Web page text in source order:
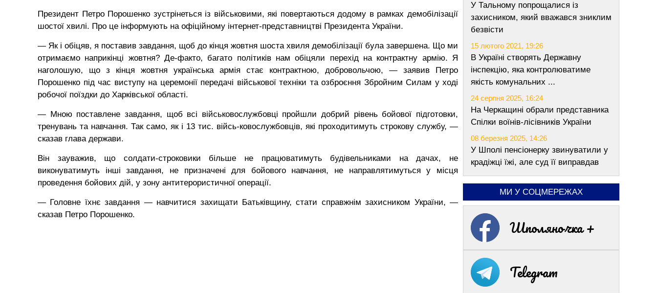
Президент Петро Порошенко зустрінеться із військовими, які повертаються додому в рамках демобілізації
шостої хвилі. Про це інформують на офіційному інтернет-представництві Президента України.
— Як і обіцяв, я поставив завдання, щоб до кінця жовтня шоста хвиля демобілізації була завершена. Що ми
отримаємо наприкінці жовтня? Де-факто, багато політиків нам обіцяли перехід на контрактну армію. Я
наголошую, що з кінця жовтня українська армія стає контрактною, добровольчою, — заявив Петро
Порошенко під час виступу на церемонії передачі військової техніки та озброєння Збройним Силам у ході
робочої поїздки до Харківської області.
— Мною поставлене завдання, щоб всі військовослужбовці пройшли добрий рівень бойової підготовки,
тренувань та навчання. Так само, як і 13 тис. війсь-ковослужбовців, які проходитимуть строкову службу, —
сказав глава держави.
Він зауважив, що солдати-строковики більше не працюватимуть будівельниками на дачах, не
виконуватимуть інші завдання, не призначені для бойового навчання, не направлятимуться у місця
проведення бойових дій, у зону антитерористичної операції.
— Головне їхнє завдання — навчитися захищати Батьківщину, стати справжнім захисником України, —
сказав Петро Порошенко.
У Тальному попрощалися із
захисником, який вважався зниклим
безвісти
15 лютого 2021, 19:26
В Україні створять Державну
інспекцію, яка контролюватиме
якість комунальних ...
24 серпня 2025, 16:24
На Черкащині обрали представника
Спілки воїнів-лісівників України
08 березня 2025, 14:26
У Шполі пенсіонерку звинуватили у
крадіжці їжі, але суд її виправдав
МИ У СОЦМЕРЕЖАХ
Шполяночка +
Telegram